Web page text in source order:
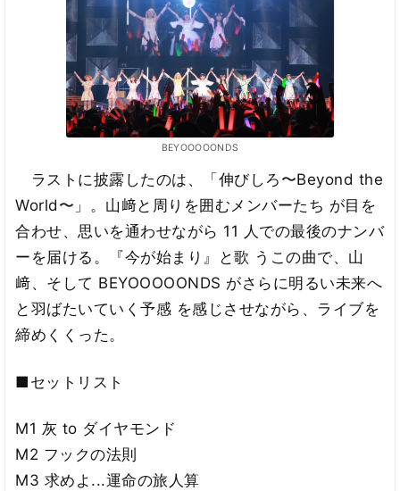
BEYOOOOONDS
ラストに披露したのは、「伸びしろ〜Beyond the
World〜」。山﨑と周りを囲むメンバーたち が目を
合わせ、思いを通わせながら 11 人での最後のナンバ
ーを届ける。『今が始まり』と歌 うこの曲で、山
﨑、そして BEYOOOOONDS がさらに明るい未来へ
と羽ばたいていく予感 を感じさせながら、ライブを
締めくくった。
■セットリスト
M1 灰 to ダイヤモンド
M2 フックの法則
M3 求めよ...運命の旅人算